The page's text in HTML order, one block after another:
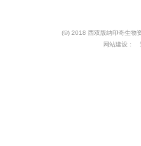
(©) 2018 西双版纳印奇生物
网站建设：